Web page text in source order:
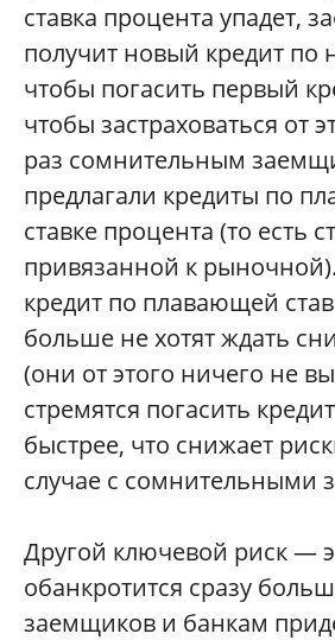
ставка процента упадет,
получит новый кредит по
чтобы погасить первый
чтобы застраховаться от
раз сомнительным
предлагали кредиты по
ставке процента (то есть
привязанной к
кредит по плавающей
больше не хотят ждать
(они от этого ничего не
стремятся погасить
быстрее, что снижает
случае с сомнительными
Другой ключевой риск —
обанкротится сразу
заемщиков и банкам